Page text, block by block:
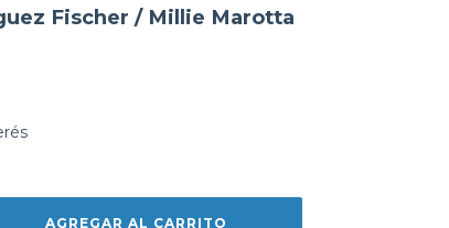
Fischer / Millie Marotta